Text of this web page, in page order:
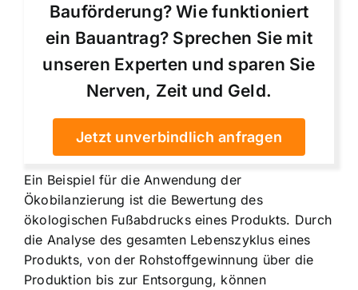
Bauförderung? Wie funktioniert
ein Bauantrag? Sprechen Sie mit
unseren Experten und sparen Sie
Nerven, Zeit und Geld.
Jetzt unverbindlich anfragen
Ein Beispiel für die Anwendung der
Ökobilanzierung ist die Bewertung des
ökologischen Fußabdrucks eines Produkts. Durch
die Analyse des gesamten Lebenszyklus eines
Produkts, von der Rohstoffgewinnung über die
Produktion bis zur Entsorgung, können